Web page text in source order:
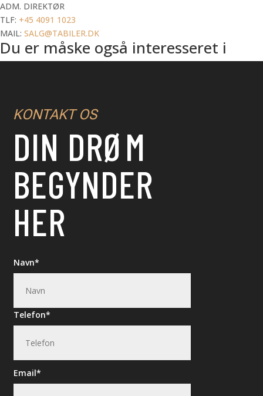
ADM. DIREKTØR
TLF: +45 4091 1023
MAIL: SALG@TABILER.DK
Du er måske også interesseret i
KONTAKT OS
DIN DRØM
BEGYNDER
HER
Navn
Telefon
Email